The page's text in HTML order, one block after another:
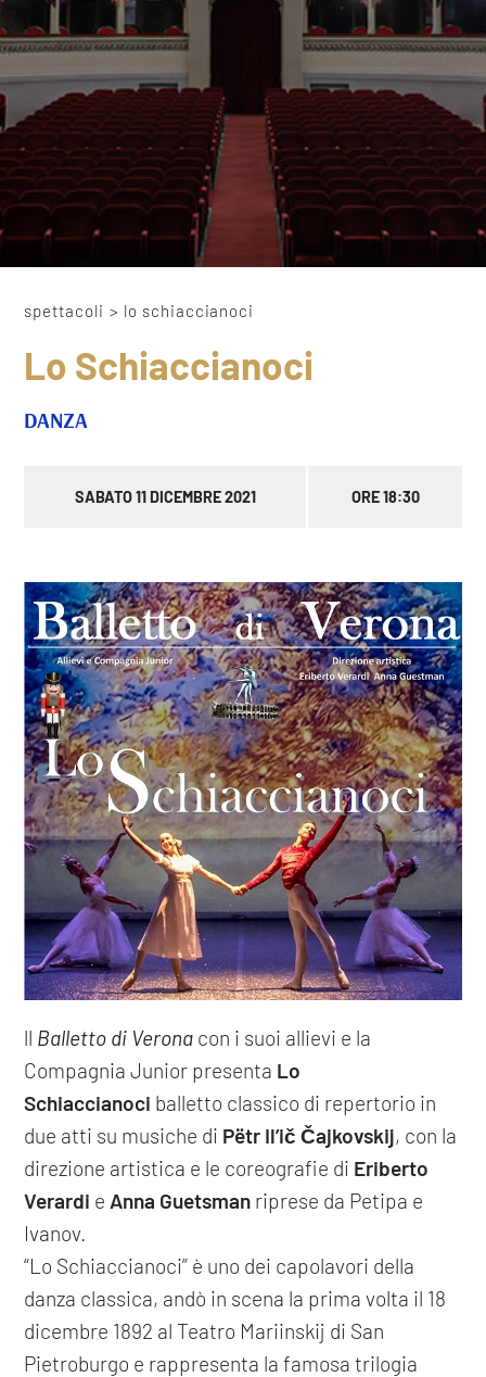
spettacoli > lo schiaccianoci
Lo Schiaccianoci
DANZA
SABATO 11 DICEMBRE 2021 ORE 18:30
ll Balletto di Verona con i suoi allievi e la
Compagnia Junior presenta Lo
Schiaccianoci balletto classico di repertorio in
due atti su musiche di Pëtr Il’ič Čajkovskij, con la
direzione artistica e le coreografie di Eriberto
Verardi e Anna Guetsman riprese da Petipa e
Ivanov.
“Lo Schiaccianoci” è uno dei capolavori della
danza classica, andò in scena la prima volta il 18
dicembre 1892 al Teatro Mariinskij di San
Pietroburgo e rappresenta la famosa trilogia